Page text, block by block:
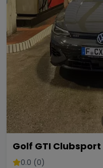
Golf GTI
0.0 (0)